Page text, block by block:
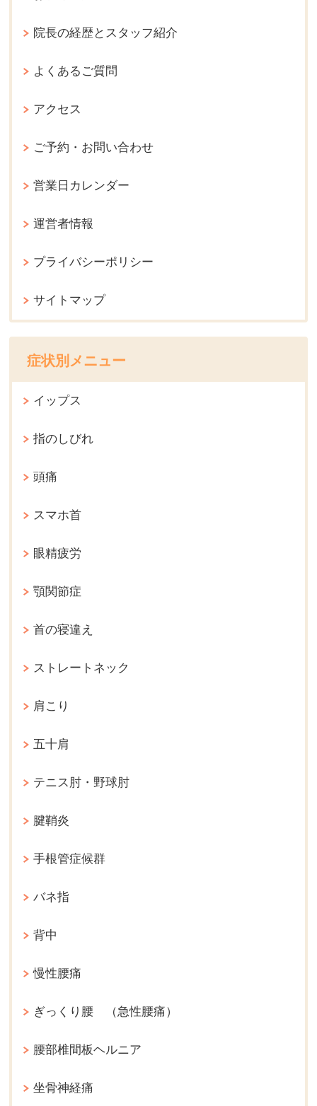
院長の経歴とスタッフ紹介
よくあるご質問
アクセス
ご予約・お問い合わせ
営業日カレンダー
運営者情報
プライバシーポリシー
サイトマップ
症状別メニュー
イップス
指のしびれ
頭痛
スマホ首
眼精疲労
顎関節症
首の寝違え
ストレートネック
肩こり
五十肩
テニス肘・野球肘
腱鞘炎
手根管症候群
バネ指
背中
慢性腰痛
ぎっくり腰 （急性腰痛）
腰部椎間板ヘルニア
坐骨神経痛